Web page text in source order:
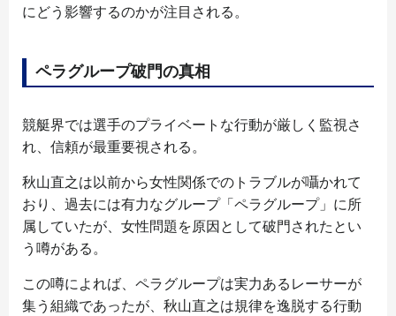
にどう影響するのかが注目される。
ペラグループ破門の真相
競艇界では選手のプライベートな行動が厳しく監視さ
れ、信頼が最重要視される。
秋山直之は以前から女性関係でのトラブルが囁かれて
おり、過去には有力なグループ「ペラグループ」に所
属していたが、女性問題を原因として破門されたとい
う噂がある。
この噂によれば、ペラグループは実力あるレーサーが
集う組織であったが、秋山直之は規律を逸脱する行動